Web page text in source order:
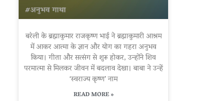
बरेली के ब्रह्माकुमार राजकृष्ण भाई ने ब्रह्माकुमारी आश्रम
में आकर आत्मा के ज्ञान और योग का गहरा अनुभव
किया। गीता और सत्संग से शुरू होकर, उन्होंने शिव
परमात्मा से मिलकर जीवन में बदलाव देखा। बाबा ने उन्हें
‘स्वराज्य कृष्ण’ नाम
READ MORE »